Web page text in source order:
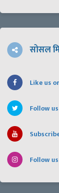
सोसल
Like us
Follow
Follow